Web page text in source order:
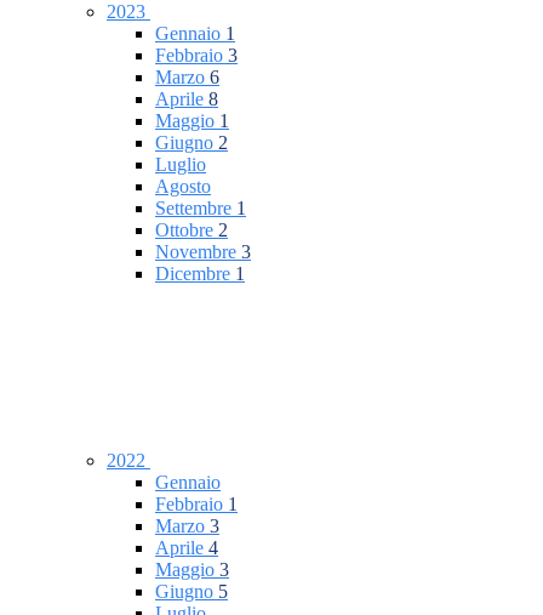
2023
Gennaio 1
Febbraio 3
Marzo 6
Aprile 8
Maggio 1
Giugno 2
Luglio
Agosto
Settembre 1
Ottobre 2
Novembre 3
Dicembre 1
2022
Gennaio
Febbraio 1
Marzo 3
Aprile 4
Maggio 3
Giugno 5